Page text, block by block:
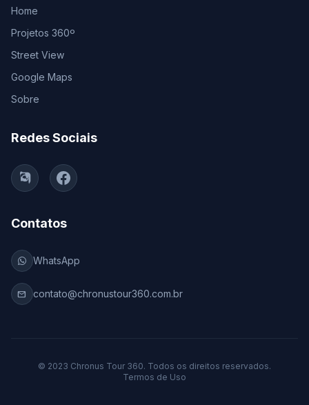
Home
Projetos 360º
Street View
Google Maps
Sobre
Redes Sociais
Contatos
WhatsApp
mail contato@chronustour360.com.br
© 2023 Chronus Tour 360. Todos os direitos reservados.
Termos de Uso